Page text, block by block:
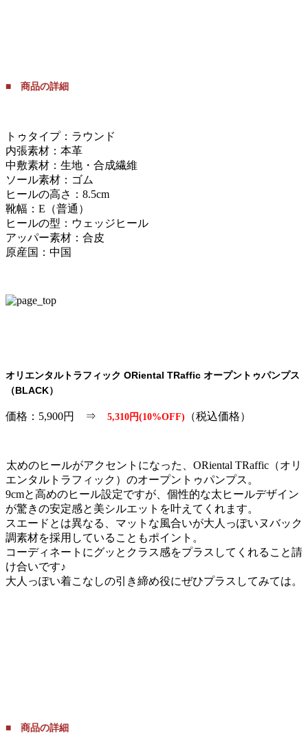
■ 商品の詳細
トゥタイプ：ラウンド
内張素材：本革
中敷素材：生地・合成繊維
ソール素材：ゴム
ヒールの高さ：8.5cm
靴幅：E（普通）
ヒールの型：ウェッジヒール
アッパー素材：合皮
原産国：中国
オリエンタルトラフィック ORiental TRaffic オープントゥパンプス
（BLACK）
価格：5,900円 ⇒ 5,310円(10%OFF) （税込価格）
太めのヒールがアクセントになった、ORiental TRaffic（オリ
エンタルトラフィック）のオープントゥパンプス。
9cmと高めのヒール設定ですが、個性的な太ヒールデザイン
が驚きの安定感と美シルエットを叶えてくれます。
スエードとは異なる、マットな風合いが大人っぽいヌバック
調素材を採用していることもポイント。
コーディネートにグッとクラス感をプラスしてくれること請
け合いです♪
大人っぽい着こなしの引き締め役にぜひプラスしてみては。
■ 商品の詳細